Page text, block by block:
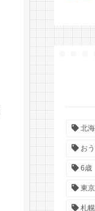
北
お
6歳
東京
札